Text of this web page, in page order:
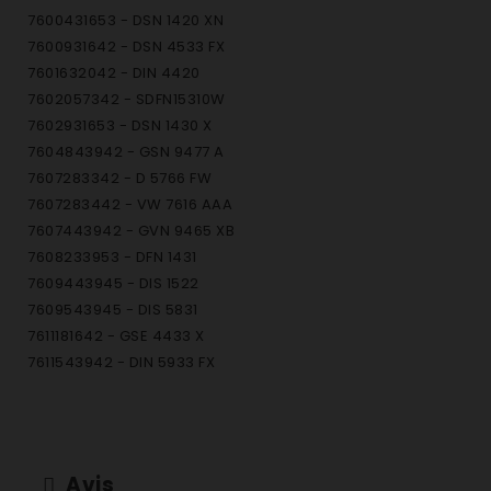
7600431653 - DSN 1420 XN
7600931642 - DSN 4533 FX
7601632042 - DIN 4420
7602057342 - SDFN15310W
7602931653 - DSN 1430 X
7604843942 - GSN 9477 A
7607283342 - D 5766 FW
7607283442 - VW 7616 AAA
7607443942 - GVN 9465 XB
7608233953 - DFN 1431
7609443945 - DIS 1522
7609543945 - DIS 5831
7611181642 - GSE 4433 X
7611543942 - DIN 5933 FX
Avis